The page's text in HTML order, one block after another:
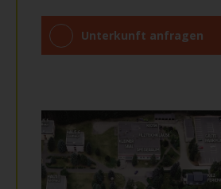
Unterkunft anfragen